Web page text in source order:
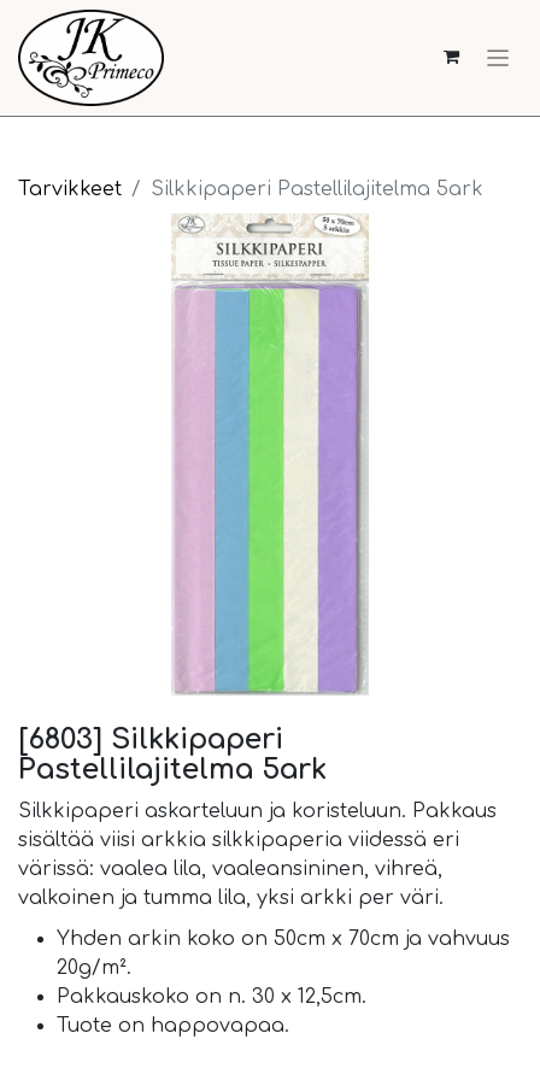
Tarvikkeet Silkkipaperi Pastellilajitelma 5ark
[6803] Silkkipaperi
Pastellilajitelma 5ark
Silkkipaperi askarteluun ja koristeluun. Pakkaus
sisältää viisi arkkia silkkipaperia viidessä eri
värissä: vaalea lila, vaaleansininen, vihreä,
valkoinen ja tumma lila, yksi arkki per väri.
Yhden arkin koko on 50cm x 70cm ja vahvuus
20g/m².
Pakkauskoko on n. 30 x 12,5cm.
Tuote on happovapaa.